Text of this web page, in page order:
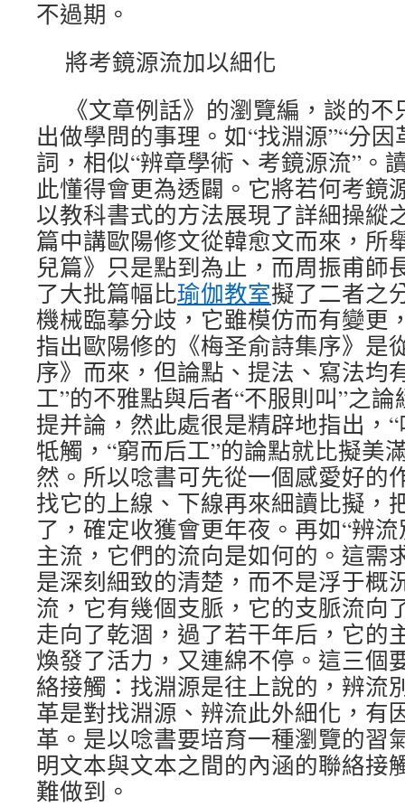
不過期。
將考鏡源流加以細化
《文章例話》的瀏覽編，談的
出做學問的事理。如“找淵源”“分因
詞，相似“辨章學術、考鏡源流”。
此懂得會更為透闢。它將若何考鏡
以教科書式的方法展現了詳細操縱
篇中講歐陽修文從韓愈文而來，所
兒篇》只是點到為止，而周振甫師
了大批篇幅比瑜伽教室擬了二者之
機械臨摹分歧，它雖模仿而有變更
指出歐陽修的《梅圣俞詩集序》是
序》而來，但論點、提法、寫法均
工”的不雅點與后者“不服則叫”之
提并論，然此處很是精辟地指出，“
牴觸，“窮而后工”的論點就比擬美
然。所以唸書可先從一個感愛好的
找它的上線、下線再來細讀比擬，
了，確定收獲會更年夜。再如“辨
主流，它們的流向是如何的。這需
是深刻細致的清楚，而不是浮于概
流，它有幾個支脈，它的支脈流向
走向了乾涸，過了若干年后，它的
煥發了活力，又連綿不停。這三個
絡接觸：找淵源是往上說的，辨流
革是對找淵源、辨流此外細化，有
革。是以唸書要培育一種瀏覽的習
明文本與文本之間的內涵的聯絡接
難做到。